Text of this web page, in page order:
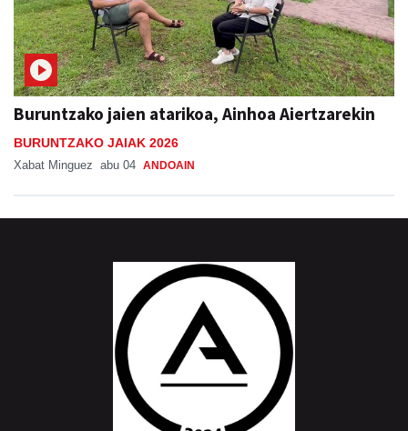
Buruntzako jaien atarikoa, Ainhoa Aiertzarekin
BURUNTZAKO JAIAK 2026
Xabat Minguez abu 04 ANDOAIN